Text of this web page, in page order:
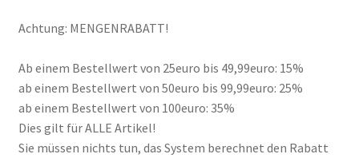
Achtung: MENGENRABATT!
Ab einem Bestellwert von 25euro bis 49,99euro: 15%
ab einem Bestellwert von 50euro bis 99,99euro: 25%
ab einem Bestellwert von 100euro: 35%
Dies gilt für ALLE Artikel!
Sie müssen nichts tun, das System berechnet den Rabatt